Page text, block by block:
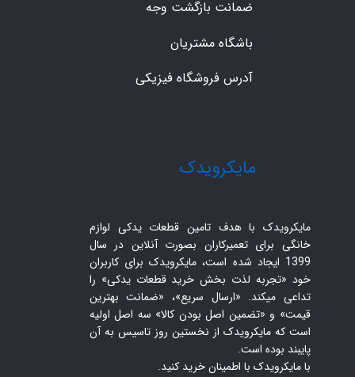
مایکرویدک با هدف تامین قطعات یدکی لوازم
خانگی برای تعمیرکاران بصورت آنلاین در سال
1399 ایجاد شده است، مایکرویدک برای کاربران
خود «تجربه لذت بخش خرید قطعات یدکی» را
تداعی میکند. «ارسال سریع»، «ضمانت بهترین
قیمت» و «تضمین اصل بودن کالا» سه اصل اولیه
است که مایکرویدک از نخستین روز تاسیس به آن
پایبند بوده است.
با مایکرویدک با اطمینان خرید کنید.​​​​​​​
​مایکرویدک
ضمانت بازگشت وجه
باشگاه مشتریان
آدرس فروشگاه فیزیکی